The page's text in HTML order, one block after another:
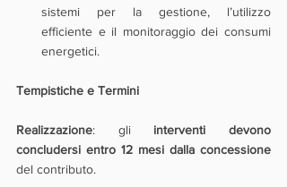
sistemi per la gestione, l’utilizzo
efficiente e il monitoraggio dei consumi
energetici.
Tempistiche e Termini
Realizzazione: gli interventi devono
concludersi entro 12 mesi dalla concessione
del contributo.